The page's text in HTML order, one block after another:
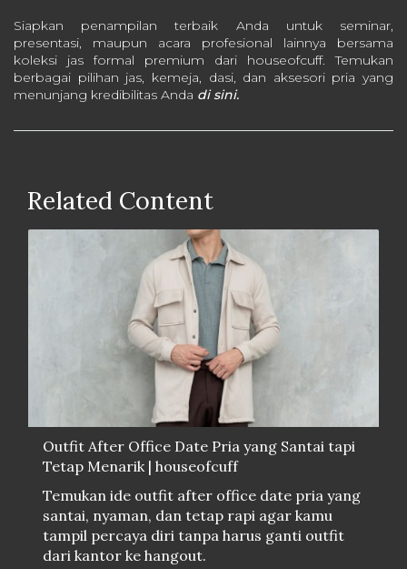
Siapkan penampilan terbaik Anda untuk seminar,
presentasi, maupun acara profesional lainnya bersama
koleksi jas formal premium dari houseofcuff. Temukan
berbagai pilihan jas, kemeja, dasi, dan aksesori pria yang
menunjang kredibilitas Anda di sini.
Related Content
Outfit After Office Date Pria yang Santai tapi
Tetap Menarik | houseofcuff
Temukan ide outfit after office date pria yang
santai, nyaman, dan tetap rapi agar kamu
tampil percaya diri tanpa harus ganti outfit
dari kantor ke hangout.